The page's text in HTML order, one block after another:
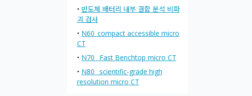
• 반도체 배터리 내부 결함 분석 비파
괴 검사
• N60_compact accessible micro
CT
• N70_ Fast Benchtop micro CT
• N80_ scientific-grade high
resolution micro CT